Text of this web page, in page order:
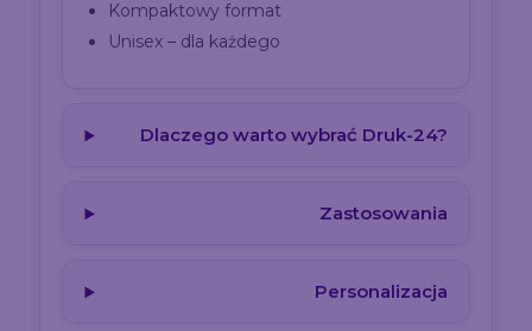
Kompaktowy format
Unisex – dla każdego
Dlaczego warto wybrać Druk-24?
Zastosowania
Personalizacja